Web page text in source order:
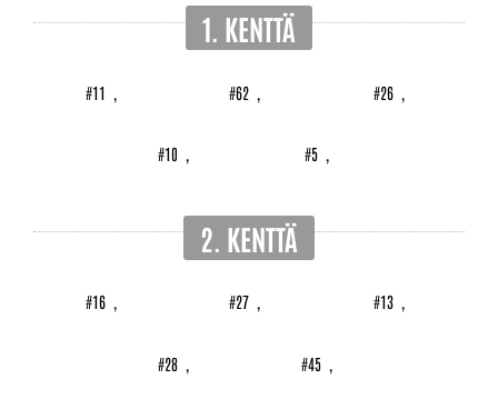
1. KENTTÄ
#11 #62 #26
#10 #5
2. KENTTÄ
#16 #27 #13
#28 #45